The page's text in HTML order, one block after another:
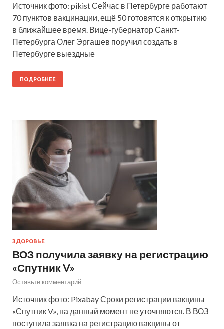
Источник фото: pikist Сейчас в Петербурге работают
70 пунктов вакцинации, ещё 50 готовятся к открытию
в ближайшее время. Вице-губернатор Санкт-
Петербурга Олег Эргашев поручил создать в
Петербурге выездные
ПОДРОБНЕЕ
ЗДОРОВЬЕ
ВОЗ получила заявку на регистрацию
«Спутник V»
Оставьте комментарий
Источник фото: Pixabay Сроки регистрации вакцины
«Спутник V», на данный момент не уточняются. В ВОЗ
поступила заявка на регистрацию вакцины от